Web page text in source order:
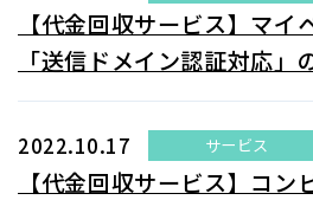
【代金回収サービス】マイ
「送信ドメイン認証対応」
2022.10.17 サービス
【代金回収サービス】コ